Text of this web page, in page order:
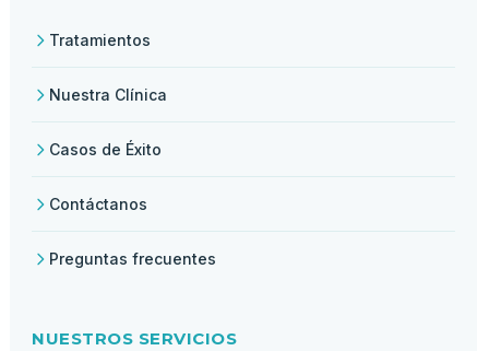
Tratamientos
Nuestra Clínica
Casos de Éxito
Contáctanos
Preguntas frecuentes
NUESTROS SERVICIOS